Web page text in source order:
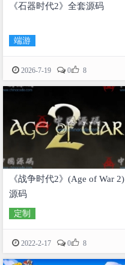
《石器时代2》全套源码
端游
2026-7-19 0 8
《战争时代2》(Age of War 2)
源码
定制
2022-2-17 0 8